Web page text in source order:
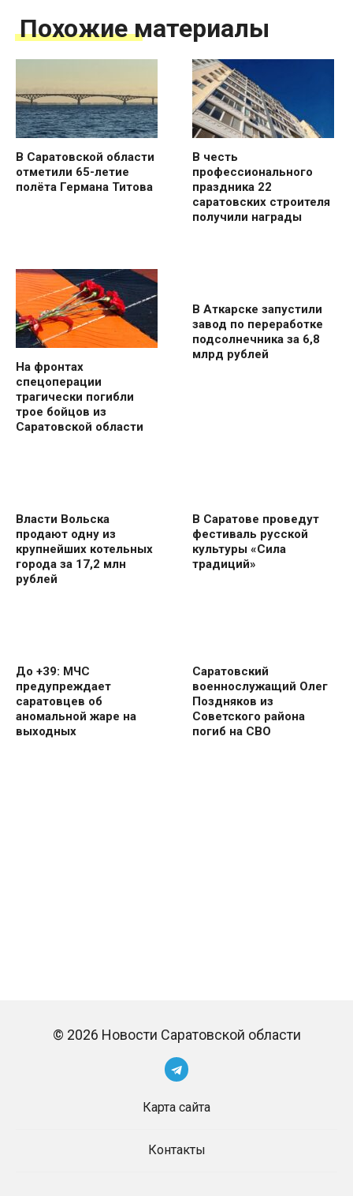
Похожие материалы
В Саратовской области
отметили 65-летие
полёта Германа Титова
В честь
профессионального
праздника 22
саратовских строителя
получили награды
На фронтах
спецоперации
трагически погибли
трое бойцов из
Саратовской области
В Аткарске запустили
завод по переработке
подсолнечника за 6,8
млрд рублей
Власти Вольска
продают одну из
крупнейших котельных
города за 17,2 млн
рублей
В Саратове проведут
фестиваль русской
культуры «Сила
традиций»
До +39: МЧС
предупреждает
саратовцев об
аномальной жаре на
выходных
Саратовский
военнослужащий Олег
Поздняков из
Советского района
погиб на СВО
© 2026 Новости Саратовской области
Карта сайта
Контакты